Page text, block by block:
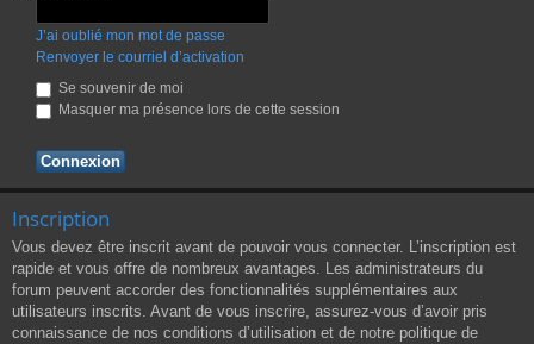
J’ai oublié mon mot de passe
Renvoyer le courriel d’activation
Se souvenir de moi
Masquer ma présence lors de cette session
Inscription
Vous devez être inscrit avant de pouvoir vous connecter. L’inscription est
rapide et vous offre de nombreux avantages. Les administrateurs du
forum peuvent accorder des fonctionnalités supplémentaires aux
utilisateurs inscrits. Avant de vous inscrire, assurez-vous d’avoir pris
connaissance de nos conditions d’utilisation et de notre politique de